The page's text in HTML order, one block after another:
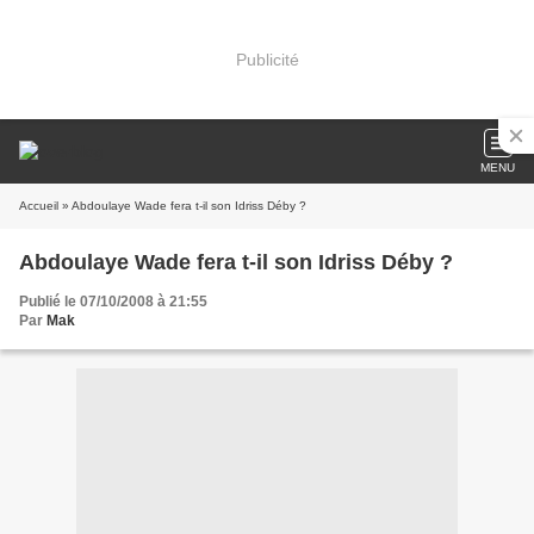
Publicité
MENU
Accueil » Abdoulaye Wade fera t-il son Idriss Déby ?
Abdoulaye Wade fera t-il son Idriss Déby ?
Publié le 07/10/2008 à 21:55
Par Mak